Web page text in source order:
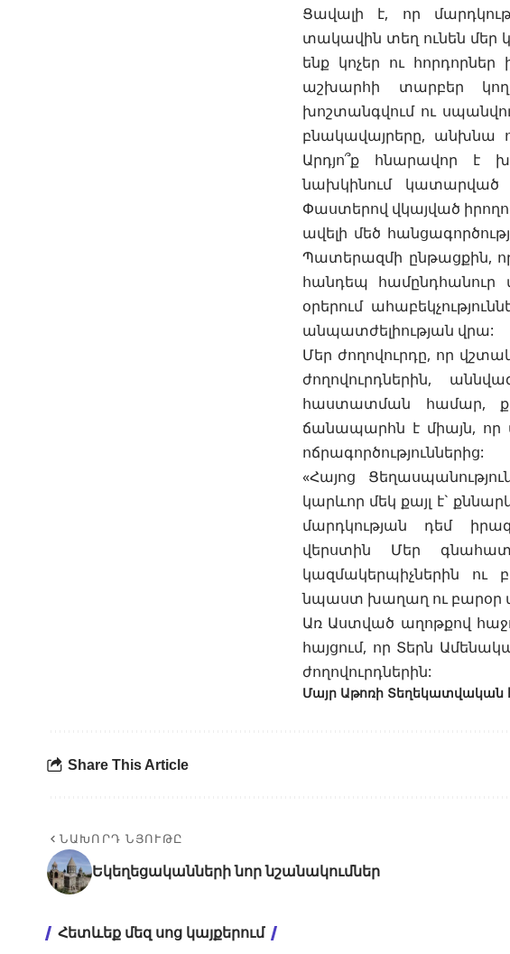
Ցավալի է, որ
տակավին տեղ ունեն մեր
ենք կոչեր ու
աշխարհի տարբեր
խոշտանգվում ու
բնակավայրերը, անխնա
Արդյո՞ք հնարավոր է
նախկինում կատարված
Փաստերով վկայված
ավելի մեծ
Պատերազմի ընթացքին,
հանդեպ համընդհանուր
օրերում
անպատժելիության վրա:
Մեր ժողովուրդը, որ
ժողովուրդներին,
հաստատման համար,
ճանապարհն է միայն, որ
ոճրագործություններից:
«Հայոց
կարևոր մեկ քայլ է`
մարդկության դեմ
վերստին Մեր
կազմակերպիչներին ու
նպաստ խաղաղ ու բարօր
Առ Աստված աղոթքով
հայցում, որ Տերն
ժողովուրդներին:
Մայր Աթոռի
Share This Article
ՆԱԽՈՐԴ ՆՅՈՒԹԸ
Եկեղեցականների նոր նշանակումներ
Հետևեք մեզ սոց կայքերում